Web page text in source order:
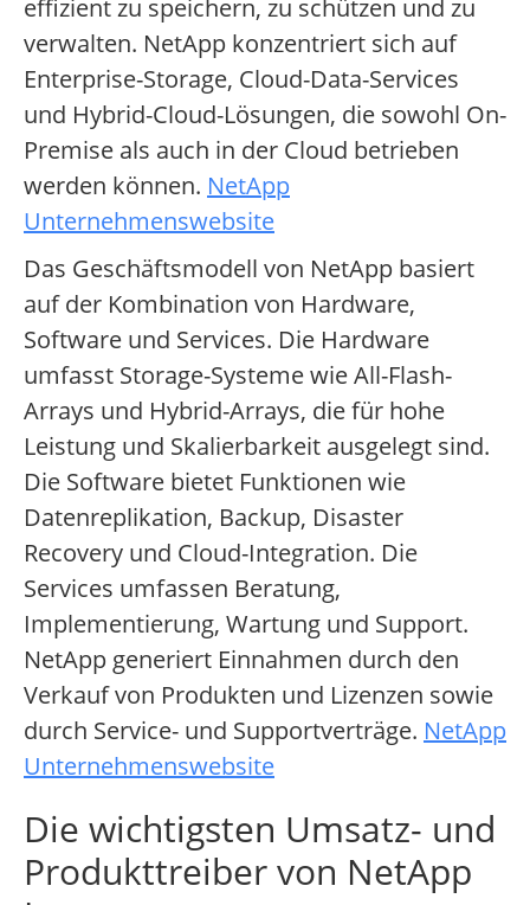
effizient zu speichern, zu schützen und zu
verwalten. NetApp konzentriert sich auf
Enterprise-Storage, Cloud-Data-Services
und Hybrid-Cloud-Lösungen, die sowohl On-
Premise als auch in der Cloud betrieben
werden können. NetApp
Unternehmenswebsite
Das Geschäftsmodell von NetApp basiert
auf der Kombination von Hardware,
Software und Services. Die Hardware
umfasst Storage-Systeme wie All-Flash-
Arrays und Hybrid-Arrays, die für hohe
Leistung und Skalierbarkeit ausgelegt sind.
Die Software bietet Funktionen wie
Datenreplikation, Backup, Disaster
Recovery und Cloud-Integration. Die
Services umfassen Beratung,
Implementierung, Wartung und Support.
NetApp generiert Einnahmen durch den
Verkauf von Produkten und Lizenzen sowie
durch Service- und Supportverträge. NetApp
Unternehmenswebsite
Die wichtigsten Umsatz- und
Produkttreiber von NetApp